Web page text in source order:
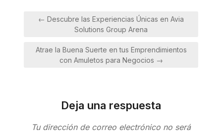
Navegación
← Descubre las Experiencias Únicas en Avia
Solutions Group Arena
Atrae la Buena Suerte en tus Emprendimientos
con Amuletos para Negocios →
Deja una respuesta
Tu dirección de correo electrónico no será